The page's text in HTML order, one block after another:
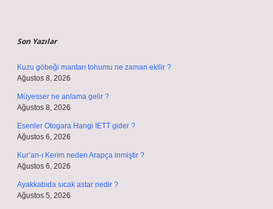
Son Yazılar
Kuzu göbeği mantarı tohumu ne zaman ekilir ?
Ağustos 8, 2026
Müyesser ne anlama gelir ?
Ağustos 8, 2026
Esenler Otogara Hangi İETT gider ?
Ağustos 6, 2026
Kur’an-ı Kerim neden Arapça inmiştir ?
Ağustos 6, 2026
Ayakkabıda sıcak astar nedir ?
Ağustos 5, 2026